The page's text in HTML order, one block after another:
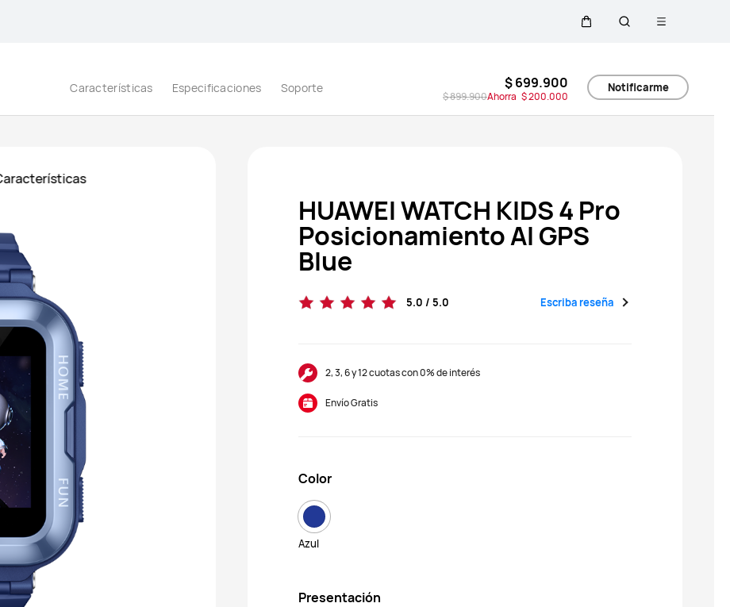
Abrir menú
Características Especificaciones Soporte $ 699.900
Ahorra $ 200.000
$ 899.900
Notificarme
HUAWEI WATCH KIDS 4 Pro
Posicionamiento AI GPS
Blue
5.0 / 5.0 Escriba reseña
2, 3, 6 y 12 cuotas con 0% de interés
Envío Gratis
Color
Azul
Presentación